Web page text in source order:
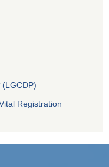
(LGCDP)
Registration